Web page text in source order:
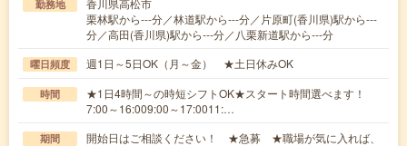
勤務地
栗林駅から---分／林道駅から---分／片原町(香川県)駅から---
分／高田(香川県)駅から---分／八栗新道駅から---分
曜日頻度 週1日～5日OK（月～金） ★土日休みOK
時間
★1日4時間～の時短シフトOK★スタート時間選べます！
7:00～16:009:00～17:0011:…
期間
開始日はご相談ください！ ★急募 ★職場が気に入れば、